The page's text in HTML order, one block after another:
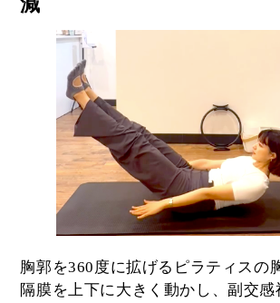
減
胸郭を360度に拡げるピラティスの
隔膜を上下に大きく動かし、副交感